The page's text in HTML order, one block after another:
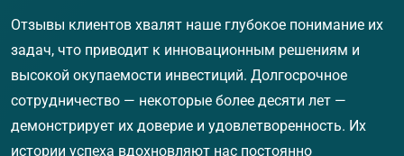
Отзывы клиентов хвалят наше глубокое понимание их
задач, что приводит к инновационным решениям и
высокой окупаемости инвестиций. Долгосрочное
сотрудничество — некоторые более десяти лет —
демонстрирует их доверие и удовлетворенность. Их
истории успеха вдохновляют нас постоянно